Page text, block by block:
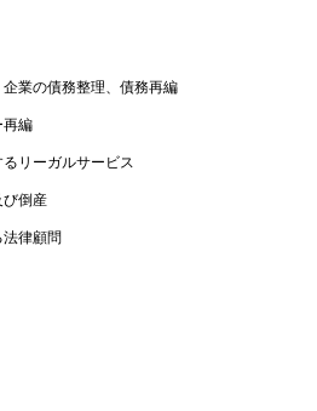
業の債務整理、債務再編
再編
リーガルサービス
び倒産
律顧問